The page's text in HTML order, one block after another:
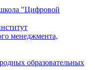
"Цифровой
менеджмента,
образовательных